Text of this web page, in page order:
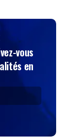
vous
en